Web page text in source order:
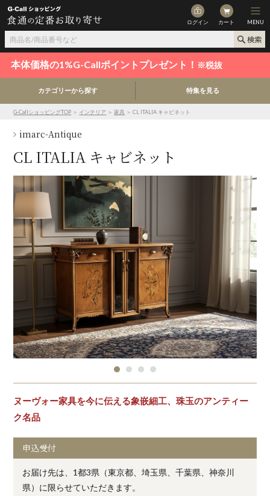
ログイン カート MENU
本体価格の1%G-Callポイントプレゼント！ ※税抜
カテゴリーから探す 特集を見る
G-CallショッピングTOP ＞ インテリア ＞家具 ＞ CL ITALIA キャビネット
imarc-Antique
CL ITALIA キャビネット
ヌーヴォー家具を今に伝える象嵌細工、珠玉のアンティー
ク名品
申込受付
お届け先は、1都3県（東京都、埼玉県、千葉県、神奈川
県）に限らせていただきます。